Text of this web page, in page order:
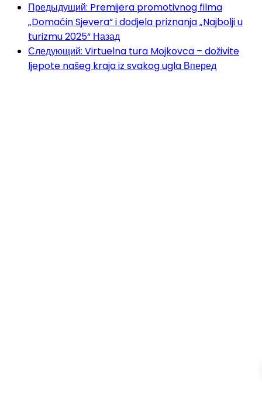
Предыдущий: Premijera promotivnog filma
„Domaćin Sjevera“ i dodjela priznanja „Najbolji u
turizmu 2025“ Назад
Следующий: Virtuelna tura Mojkovca – doživite
ljepote našeg kraja iz svakog ugla Вперед